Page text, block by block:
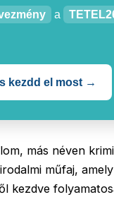
a
kezdd el most →
más néven
műfaj, amely
kezdve